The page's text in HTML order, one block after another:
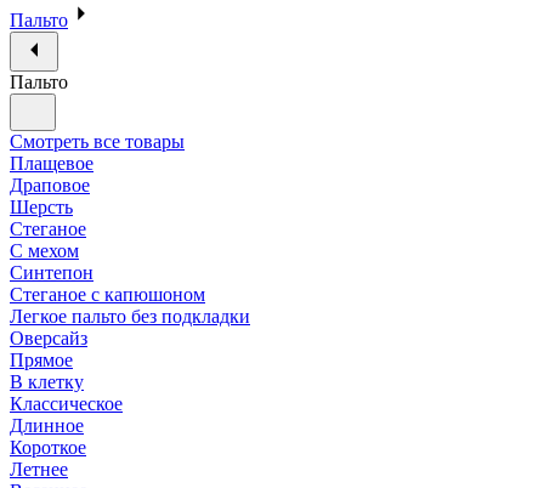
Пальто
Пальто
Смотреть все товары
Плащевое
Драповое
Шерсть
Стеганое
С мехом
Синтепон
Стеганое с капюшоном
Легкое пальто без подкладки
Оверсайз
Прямое
В клетку
Классическое
Длинное
Короткое
Летнее